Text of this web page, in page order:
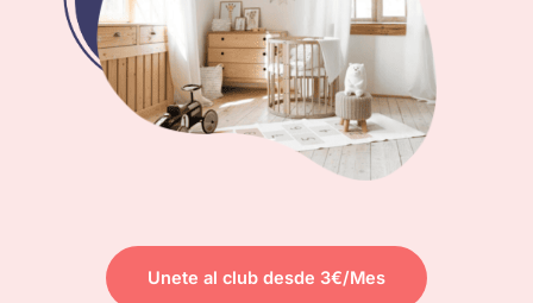
Unete al club desde 3€/Mes